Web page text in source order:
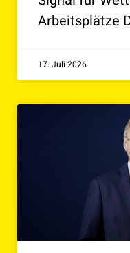
Arbeitsplätze
17. Juli 2026